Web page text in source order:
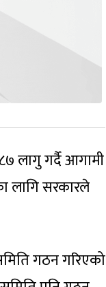
लागु गर्दै आगामी
लागि सरकारले
गठन गरिएको